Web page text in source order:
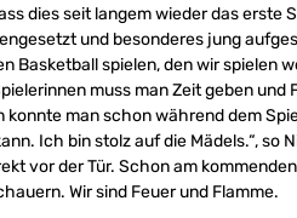
dies seit langem wieder das erste
und besonderes jung
Basketball spielen, den wir spielen
muss man Zeit geben und
konnte man schon während dem
Ich bin stolz auf die Mädels.“, so
vor der Tür. Schon am
Wir sind Feuer und Flamme.